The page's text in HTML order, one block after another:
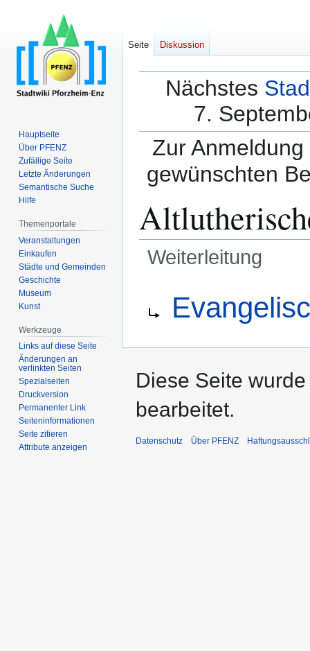
Nächstes
7.
Zur
gewünschten
Weiterleitung
Navigation
springen
springen
Seite Diskussion
Hauptseite
Über PFENZ
Zufällige Seite
Letzte Änderungen
Semantische Suche
Hilfe
Themenportale
Veranstaltungen
Einkaufen
Städte und Gemeinden
Geschichte
Museum
Kunst
Werkzeuge
Links auf diese Seite
Änderungen an
verlinkten Seiten
Spezialseiten
Druckversion
Permanenter Link
Seiten­­informationen
Seite zitieren
Attribute anzeigen
Diese Seite
bearbeitet.
Datenschutz Über PFENZ